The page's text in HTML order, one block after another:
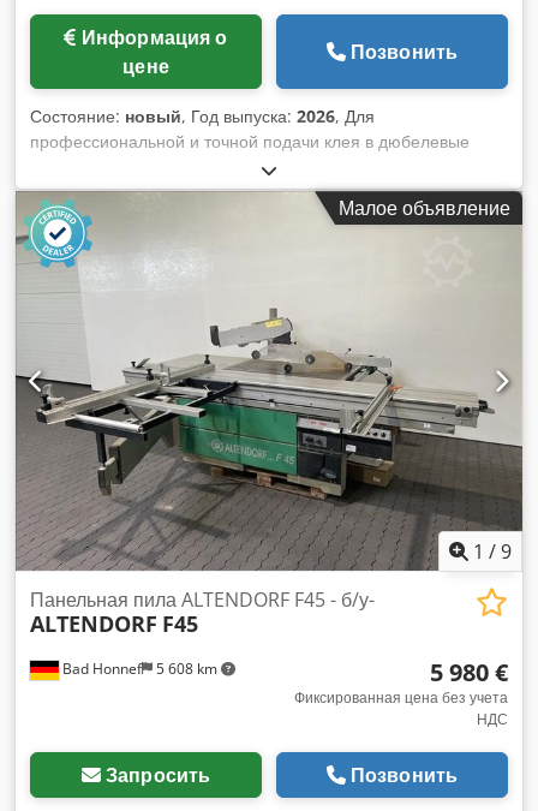
цене
Позвонить
Состояние: новый, Год выпуска: 2026, Для
профессиональной и точной подачи клея в дюбелевые
отверстия и канавки на задней стороне. Короткое
вступление: - Всегда одно и то же и правильное количество
клея - Нет необходимости в последующей очистке
заготовок от слишком большого количества клея. - Самая
простая и минимальная очистка (1x неделя) системы
склеивания (через программу очистки) - Экономия затрат
на клей Dkjdedxz Tpopfx Aahor - Эргономичный и легкий
клеевой пистолет по сравнению с отжимными бутылками
клея - Более быстрая и точная работа по сравнению с
бутылками с отжимным клеем
Малое объявление
1 /9
Bad Honnef 5 608 km
Панельная пила ALTENDORF F45 - б/у-
ALTENDORF F45
5 980 €
Фиксированная цена без учета
НДС
Запросить Позвонить